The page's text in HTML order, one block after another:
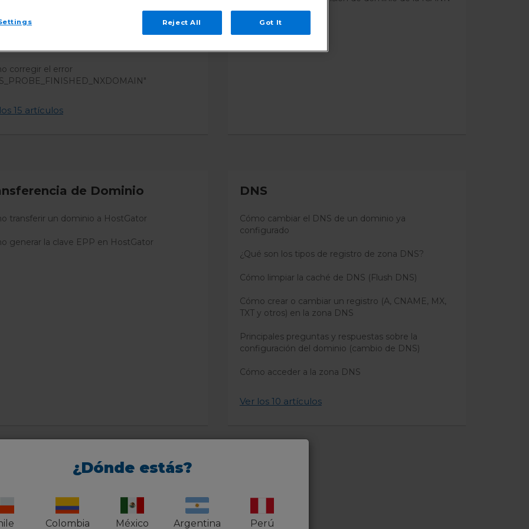
resolver los problemas en el dominio y DNS
qué el dominio está congelado o expirado y
corregir el error
15 artículos
de Dominio
transferir un dominio a HostGator
generar la clave EPP en HostGator
DNS
Cómo cambiar el DNS de un dominio ya
configurado
¿Qué son los tipos de registro de zona DNS?
Cómo limpiar la caché de DNS (Flush DNS)
Cómo crear o cambiar un registro (A, CNAME, MX,
TXT y otros) en la zona DNS
Principales preguntas y respuestas sobre la
configuración del dominio (cambio de DNS)
Cómo acceder a la zona DNS
Ver los 10 artículos
usar el dominio personalizado de Blogger
¿Dónde estás?
Colombia México Argentina Perú
Reject All Got It